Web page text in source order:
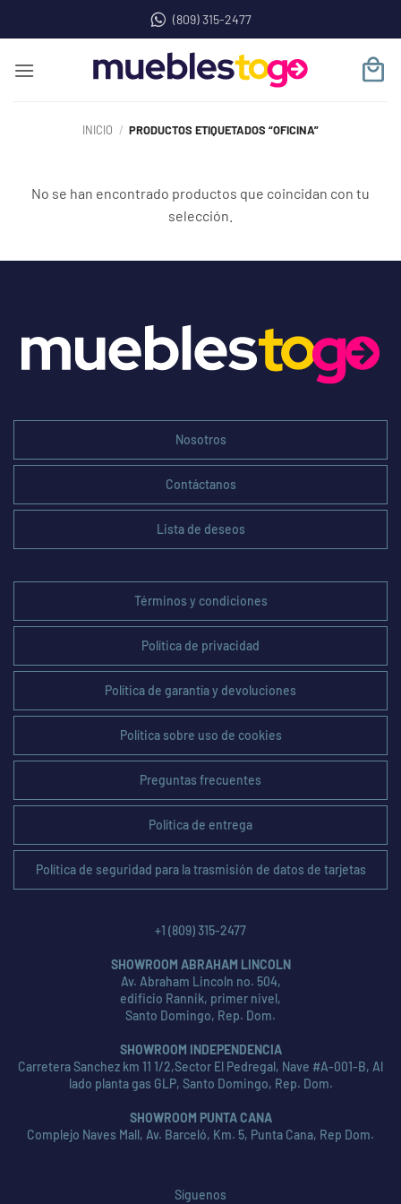
(809) 315-2477
INICIO / PRODUCTOS ETIQUETADOS “OFICINA”
No se han encontrado productos que coincidan con tu
selección.
Nosotros
Contáctanos
Lista de deseos
Términos y condiciones
Política de privacidad
Política de garantía y devoluciones
Política sobre uso de cookies
Preguntas frecuentes
Política de entrega
Política de seguridad para la trasmisión de datos de tarjetas
+1 (809) 315-2477
SHOWROOM ABRAHAM LINCOLN
Av. Abraham Lincoln no. 504,
edificio Rannik, primer nivel,
Santo Domingo, Rep. Dom.
SHOWROOM INDEPENDENCIA
Carretera Sanchez km 11 1/2,Sector El Pedregal, Nave #A-001-B, Al
lado planta gas GLP, Santo Domingo, Rep. Dom.
SHOWROOM PUNTA CANA
Complejo Naves Mall, Av. Barceló, Km. 5, Punta Cana, Rep Dom.
Síguenos